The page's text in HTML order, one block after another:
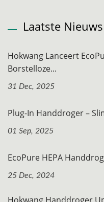
Laatste Nieuws
Hokwang Lanceert
Borstelloze...
31 Dec, 2025
Plug-In Handdroger –
01 Sep, 2025
EcoPure HEPA
25 Dec, 2024